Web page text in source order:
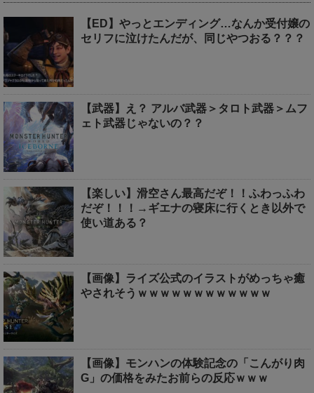
【ED】やっとエンディング…なんか受付嬢の
セリフに泣けたんだが、同じやつおる？？？
【武器】え？ アルバ武器＞タロト武器＞ムフ
ェト武器じゃないの？？
【楽しい】滑空さん最高だぞ！！ふわっふわ
だぞ！！！→ギエナの寝床に行くとき以外で
使い道ある？
【画像】ライズ公式のイラストがめっちゃ癒
やされそうｗｗｗｗｗｗｗｗｗｗｗｗ
【画像】モンハンの体験記念の「こんがり肉
G」の価格をみたお前らの反応ｗｗｗ